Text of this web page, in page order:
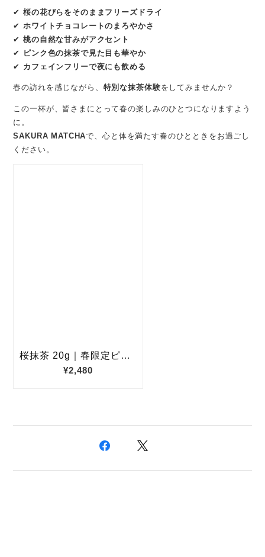
✔桜の花びらをそのままフリーズドライ
✔ホワイトチョコレートのまろやかさ
✔桃の自然な甘みがアクセント
✔
ピンク色の抹茶で見た目も華やか
✔ カフェインフリーで夜にも飲める
春の訪れを感じながら、 特別な抹茶体験をしてみませんか？
この一杯が、皆さまにとって春の楽しみのひとつになりますよう
に。
SAKURA MATCHAで、心と体を満たす春のひとときをお過ごし
ください。